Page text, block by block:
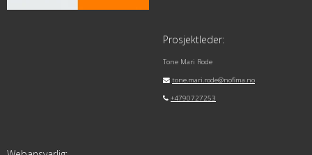
Prosjektleder:
Tone Mari Rode
tone.mari.rode@nofima.no
+4790727253